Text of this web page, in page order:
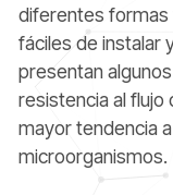
diferentes formas
fáciles de instalar
presentan
resistencia al flujo
mayor tendencia
microorganismos.